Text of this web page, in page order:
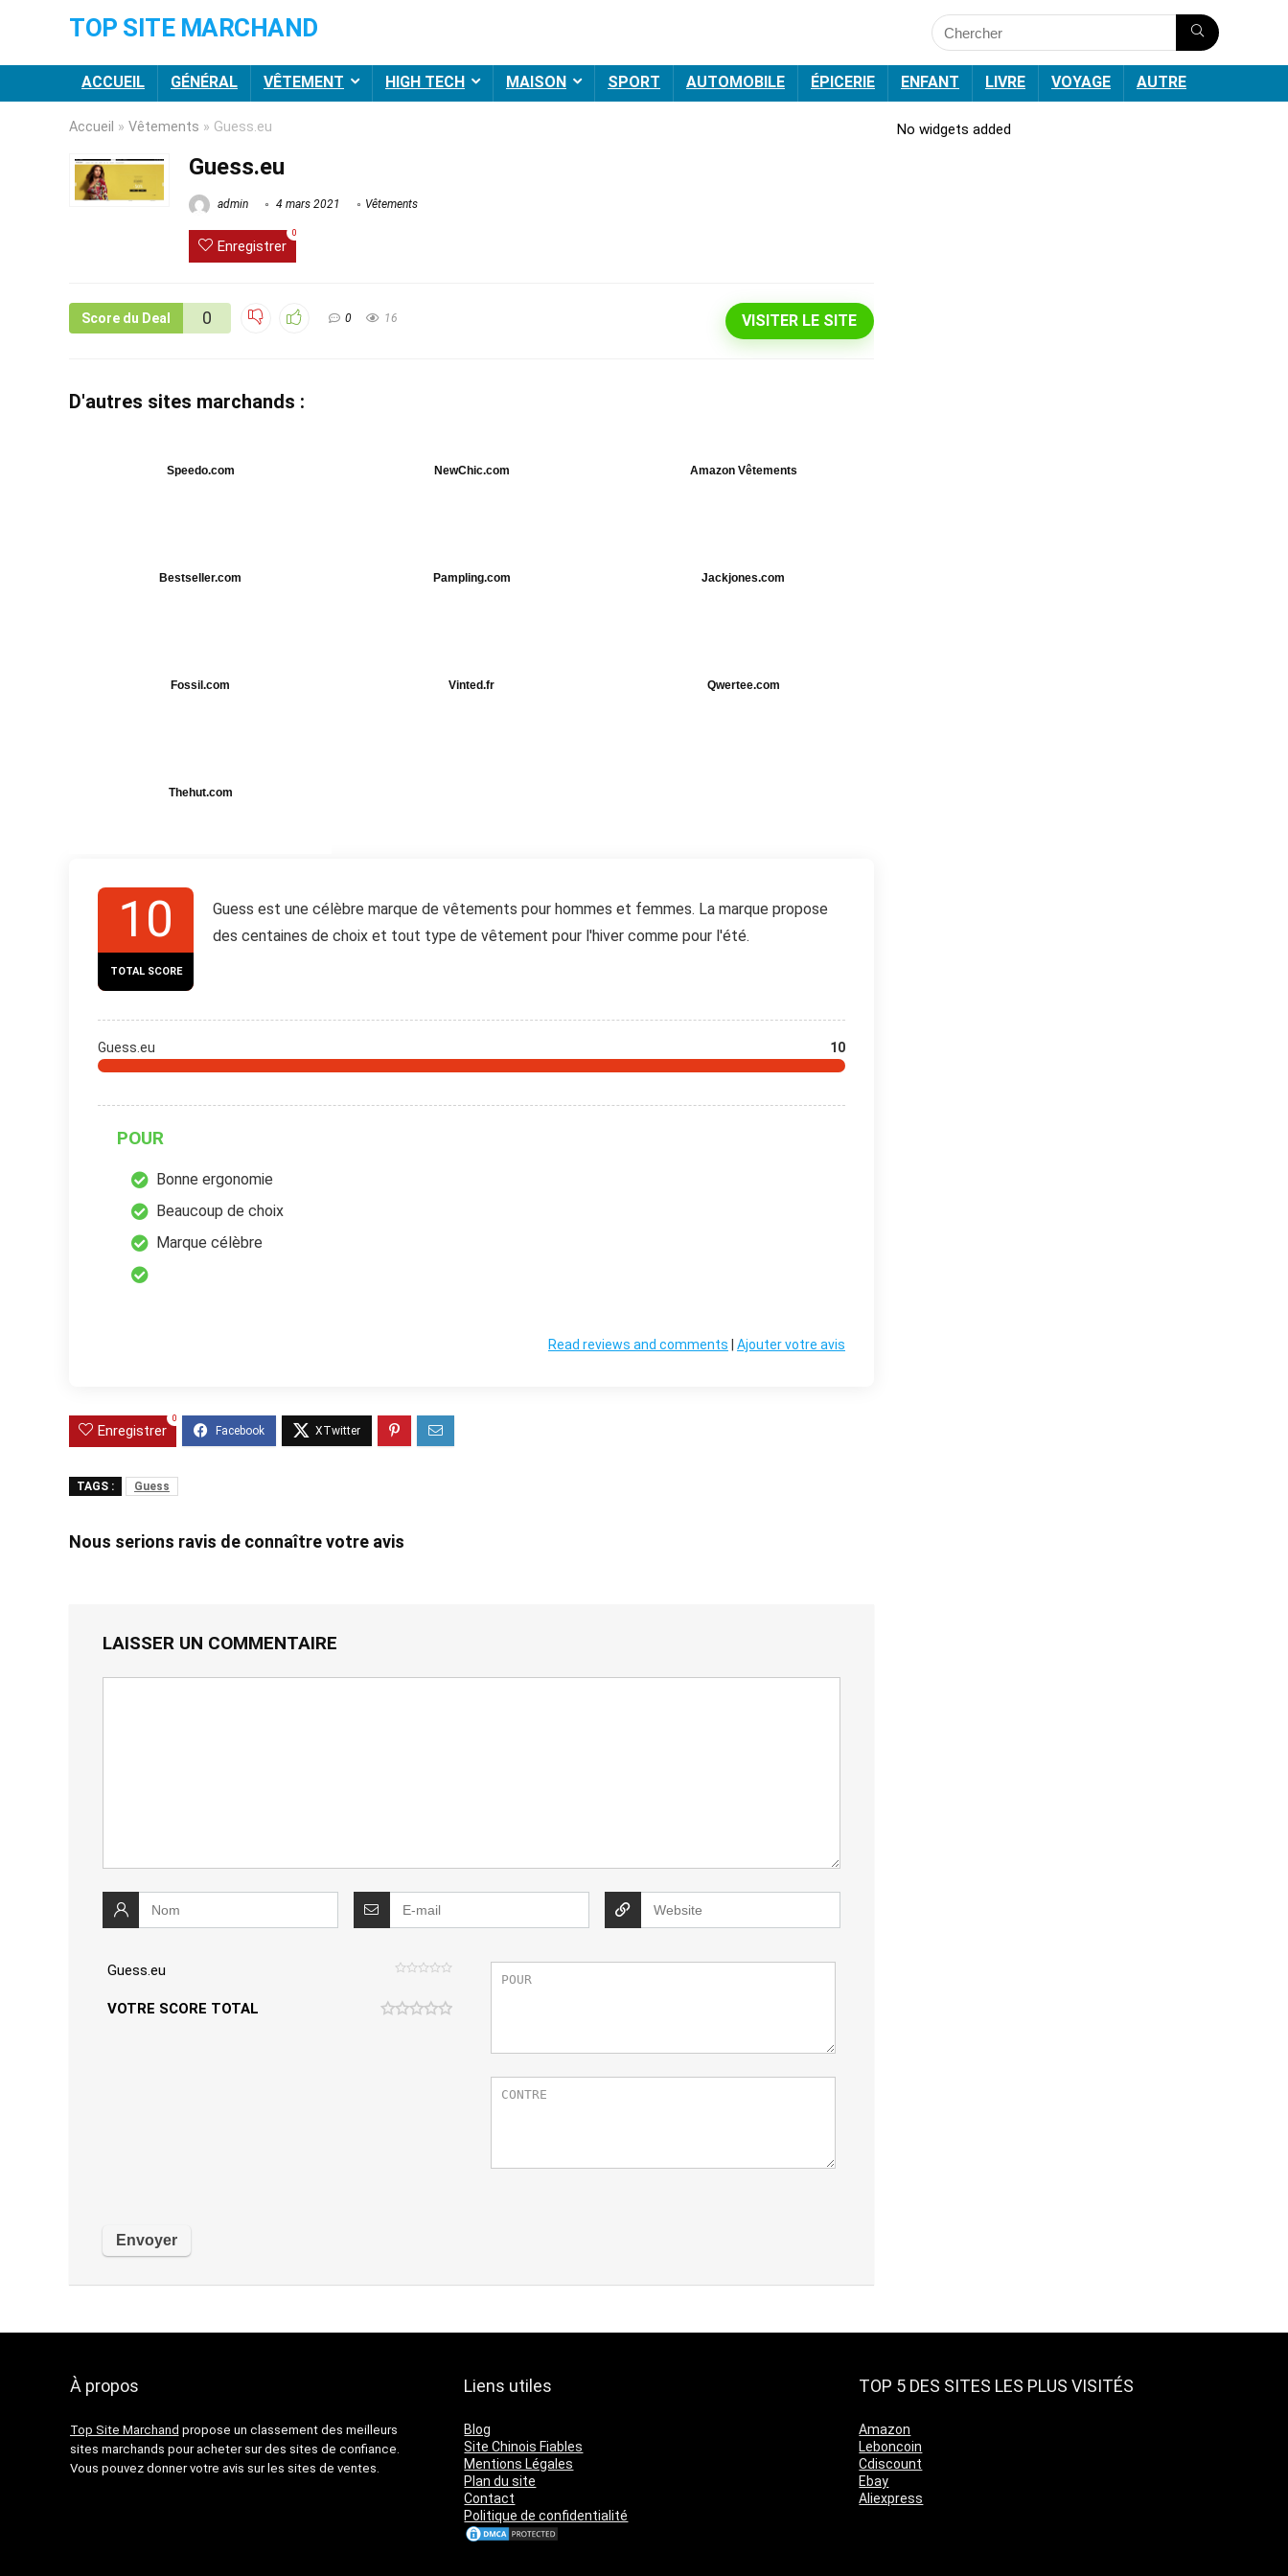
TOP SITE MARCHAND
ACCUEIL GÉNÉRAL VÊTEMENT HIGH TECH MAISON SPORT AUTOMOBILE ÉPICERIE ENFANT LIVRE VOYAGE AUTRE
Accueil » Vêtements » Guess.eu
Guess.eu
admin 4 mars 2021 Vêtements
Enregistrer
0
Score du Deal 0 0 16 VISITER LE SITE
D'autres sites marchands :
Speedo.com NewChic.com Amazon Vêtements
Bestseller.com Pampling.com Jackjones.com
Fossil.com Vinted.fr Qwertee.com
Thehut.com
10
TOTAL SCORE
Guess est une célèbre marque de vêtements pour hommes et femmes. La marque propose
des centaines de choix et tout type de vêtement pour l'hiver comme pour l'été.
Guess.eu 10
POUR
Bonne ergonomie
Beaucoup de choix
Marque célèbre
Ajouter votre avis
Read reviews and comments
Enregistrer
0
TAGS : Guess
Nous serions ravis de connaître votre avis
LAISSER UN COMMENTAIRE
Guess.eu
VOTRE SCORE TOTAL
No widgets added
À propos
Top Site Marchand propose un classement des meilleurs
sites marchands pour acheter sur des sites de confiance.
Vous pouvez donner votre avis sur les sites de ventes.
Liens utiles
Blog
Site Chinois Fiables
Mentions Légales
Plan du site
Contact
Politique de confidentialité
TOP 5 DES SITES LES PLUS VISITÉS
Amazon
Leboncoin
Cdiscount
Ebay
Aliexpress